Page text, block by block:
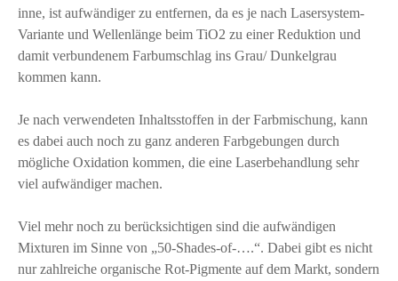
inne, ist aufwändiger zu entfernen, da es je nach Lasersystem-
Variante und Wellenlänge beim TiO2 zu einer Reduktion und
damit verbundenem Farbumschlag ins Grau/ Dunkelgrau
kommen kann.
Je nach verwendeten Inhaltsstoffen in der Farbmischung, kann
es dabei auch noch zu ganz anderen Farbgebungen durch
mögliche Oxidation kommen, die eine Laserbehandlung sehr
viel aufwändiger machen.
Viel mehr noch zu berücksichtigen sind die aufwändigen
Mixturen im Sinne von „50-Shades-of-….“. Dabei gibt es nicht
nur zahlreiche organische Rot-Pigmente auf dem Markt, sondern